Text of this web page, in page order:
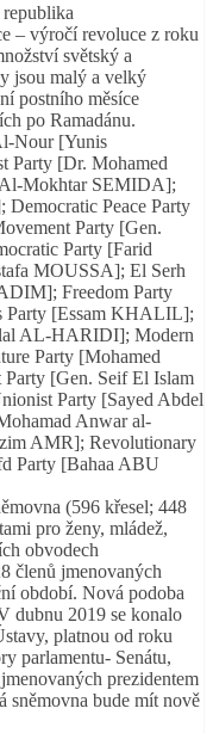
– výročí revoluce z roku
světský a
jsou malý a velký
postního měsíce
po Ramadánu.
Nour [Yunis
Party [Dr. Mohamed
Mokhtar SEMIDA];
Peace Party
Party [Gen.
Party [Farid
MOUSSA]; El Serh
Freedom Party
Party [Essam KHALIL];
AL-HARIDI]; Modern
Party [Mohamed
[Gen. Seif El Islam
Party [Sayed Abdel
Anwar al-
AMR]; Revolutionary
Party [Bahaa ABU
(596 křesel; 448
pro ženy, mládež,
obvodech
členů jmenovaných
období. Nová podoba
dubnu 2019 se konalo
platnou od roku
parlamentu- Senátu,
prezidentem
sněmovna bude mít nově